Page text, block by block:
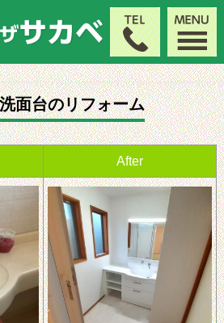
面台のリフォーム
After